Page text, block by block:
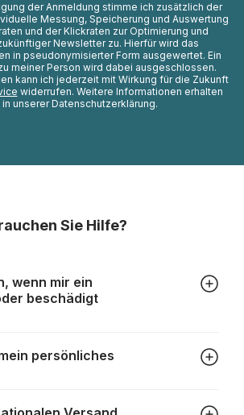
der Anmeldung stimme ich zusätzlich der
Messung, Speicherung und Auswertung
und der Klickraten zur Optimierung und
Newsletter zu. Hierfür wird das
in pseudonymisierter Form ausgewertet. Ein
meiner Person wird dabei ausgeschlossen.
kann ich jederzeit mit Wirkung für die Zukunft
widerrufen. Weitere Informationen erhalten
in unserer Datenschutzerklärung.
Sie Hilfe?
wenn mir ein
beschädigt
vorkommen, dass Teile beschädigt
gehen. Mit solchen Fällen gehen
puzzleteile-fehlen.html
persönliches